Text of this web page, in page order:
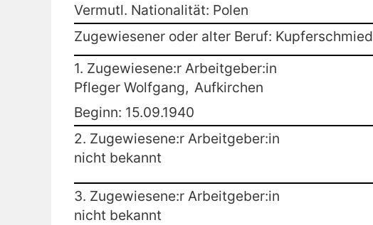
Vermutl. Nationalität: Polen
Zugewiesener oder alter Beruf: Kupferschmied
1. Zugewiesene:r Arbeitgeber:in
Pfleger Wolfgang, Aufkirchen
Beginn: 15.09.1940
2. Zugewiesene:r Arbeitgeber:in
nicht bekannt
3. Zugewiesene:r Arbeitgeber:in
nicht bekannt